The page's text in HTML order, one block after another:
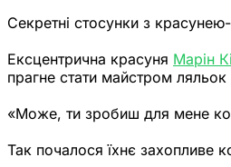
Секретні стосунки з
Ексцентрична красуня Марін
прагне стати майстром
«Може, ти зробиш для мене
Так почалося їхнє захопливе